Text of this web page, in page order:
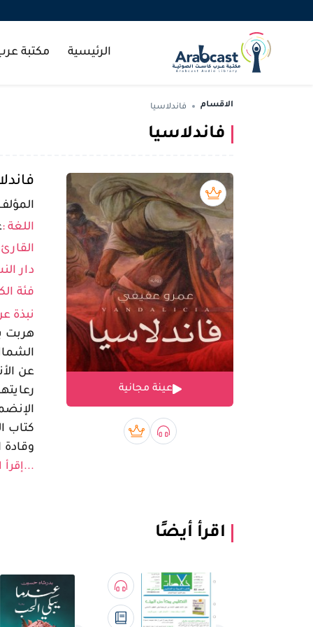
الرئيسية مكتبة
الاقسام فاندلاسيا
فاندلاسيا
بريميوم book
عينة مجانية
صوتي bookبريميوم book
اللغة :
دار
فئة
نبذة
هربت
عن
كتاب
...إقرأ
اقرأ أيضًا